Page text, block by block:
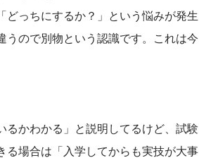
どっちにするか？」という悩みが発生
うので別物という認識です。これは今
るかわかる」と説明してるけど、試験
る場合は「入学してからも実技が大事